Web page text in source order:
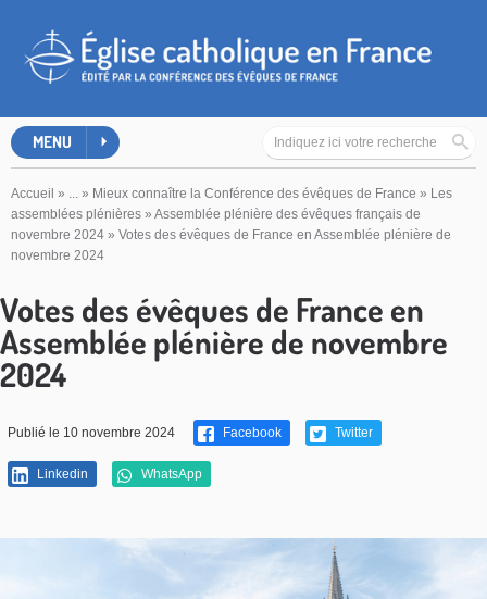
MENU
Accueil » ... » Mieux connaître la Conférence des évêques de France » Les
assemblées plénières » Assemblée plénière des évêques français de
novembre 2024 » Votes des évêques de France en Assemblée plénière de
novembre 2024
Votes des évêques de France en
Assemblée plénière de novembre
2024
Publié le 10 novembre 2024 Facebook Twitter
Linkedin WhatsApp